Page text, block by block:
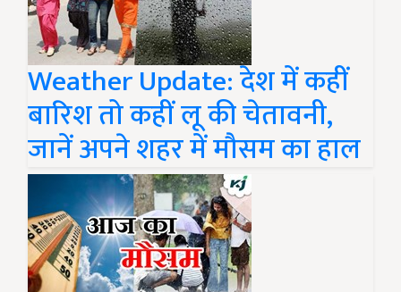
Weather Update: देश में कहीं
बारिश तो कहीं लू की चेतावनी,
जानें अपने शहर में मौसम का हाल